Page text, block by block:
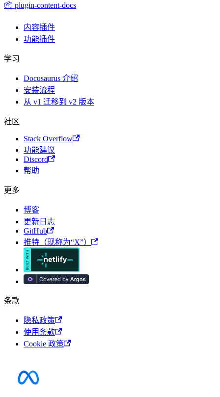
📦 plugin-content-docs
内容插件
功能插件
学习
Docusaurus 介绍
安装流程
从 v1 迁移到 v2 版本
社区
Stack Overflow
功能建议
Discord
帮助
更多
博客
更新日志
GitHub
推特（现称为“X”）
条款
隐私政策
使用条款
Cookie 政策